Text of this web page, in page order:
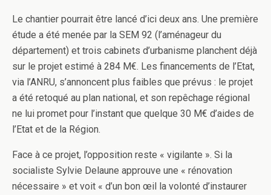
Le chantier pourrait être lancé d’ici deux ans. Une première
étude a été menée par la SEM 92 (l’aménageur du
département) et trois cabinets d’urbanisme planchent déjà
sur le projet estimé à 284 M€. Les financements de l’Etat,
via l’ANRU, s’annoncent plus faibles que prévus : le projet
a été retoqué au plan national, et son repêchage régional
ne lui promet pour l’instant que quelque 30 M€ d’aides de
l’Etat et de la Région.
Face à ce projet, l’opposition reste « vigilante ». Si la
socialiste Sylvie Delaune approuve une « rénovation
nécessaire » et voit « d’un bon œil la volonté d’instaurer